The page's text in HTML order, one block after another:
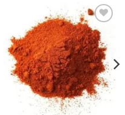
Toevoegen
aan
favorieten